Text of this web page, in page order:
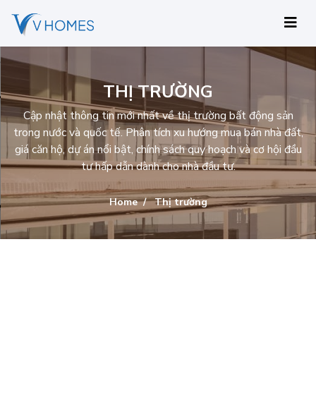
THỊ TRƯỜNG
Cập nhật thông tin mới nhất về thị trường bất động sản
trong nước và quốc tế. Phân tích xu hướng mua bán nhà đất,
giá căn hộ, dự án nổi bật, chính sách quy hoạch và cơ hội đầu
tư hấp dẫn dành cho nhà đầu tư.
Home Thị trường